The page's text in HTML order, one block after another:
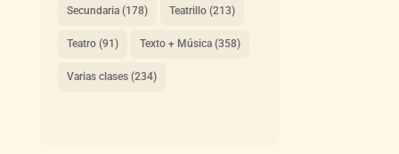
Secundaria(178) Teatrillo(213)
Teatro(91) Texto + Música(358)
Varias clases(234)